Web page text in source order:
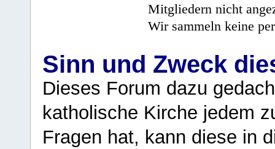
Mitgliedern nicht
Wir sammeln keine
Sinn und Zweck
Dieses Forum dazu
katholische Kirche jedem
Fragen hat, kann diese in